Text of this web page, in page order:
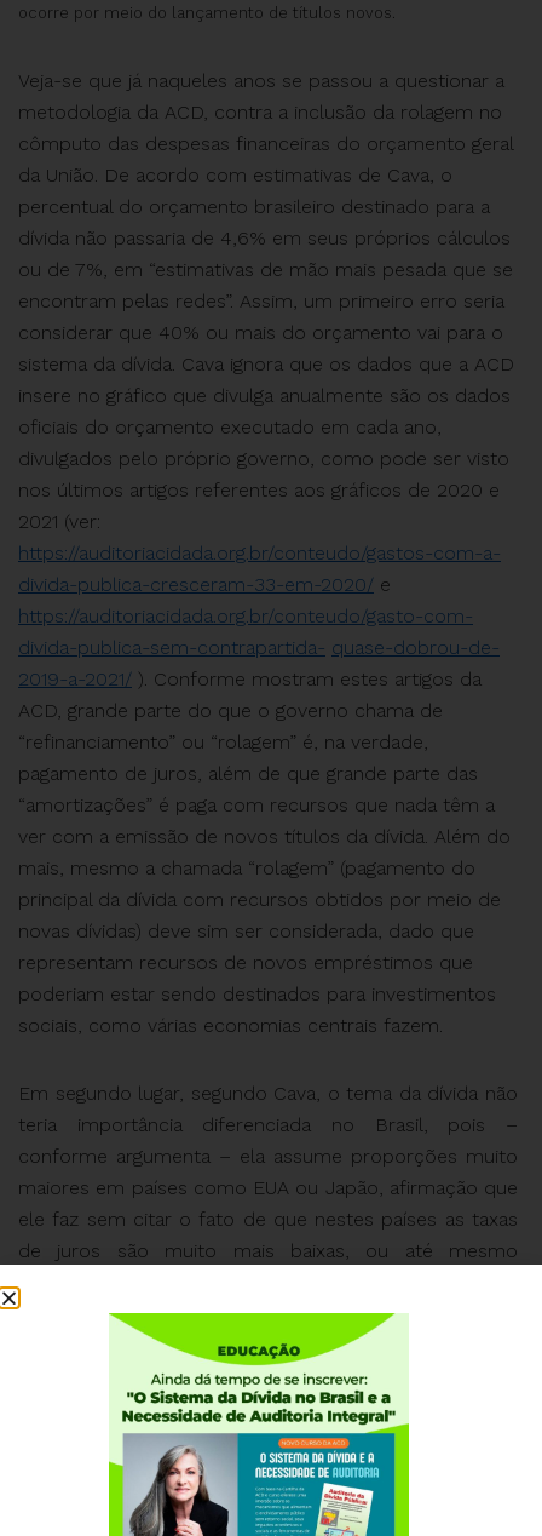
ocorre por meio do lançamento de títulos novos.
Veja-se que já naqueles anos se passou a questionar a
metodologia da ACD, contra a inclusão da rolagem no
cômputo das despesas financeiras do orçamento geral
da União. De acordo com estimativas de Cava, o
percentual do orçamento brasileiro destinado para a
dívida não passaria de 4,6% em seus próprios cálculos
ou de 7%, em “estimativas de mão mais pesada que se
encontram pelas redes”. Assim, um primeiro erro seria
considerar que 40% ou mais do orçamento vai para o
sistema da dívida. Cava ignora que os dados que a ACD
insere no gráfico que divulga anualmente são os dados
oficiais do orçamento executado em cada ano,
divulgados pelo próprio governo, como pode ser visto
nos últimos artigos referentes aos gráficos de 2020 e
2021 (ver:
https://auditoriacidada.org.br/conteudo/gastos-com-a-
divida-publica-cresceram-33-em-2020/ e
https://auditoriacidada.org.br/conteudo/gasto-com-
divida-publica-sem-contrapartida- quase-dobrou-de-
2019-a-2021/ ). Conforme mostram estes artigos da
ACD, grande parte do que o governo chama de
“refinanciamento” ou “rolagem” é, na verdade,
pagamento de juros, além de que grande parte das
“amortizações” é paga com recursos que nada têm a
ver com a emissão de novos títulos da dívida. Além do
mais, mesmo a chamada “rolagem” (pagamento do
principal da dívida com recursos obtidos por meio de
novas dívidas) deve sim ser considerada, dado que
representam recursos de novos empréstimos que
poderiam estar sendo destinados para investimentos
sociais, como várias economias centrais fazem.
Em segundo lugar, segundo Cava, o tema da dívida não
teria importância diferenciada no Brasil, pois –
conforme argumenta – ela assume proporções muito
maiores em países como EUA ou Japão, afirmação que
ele faz sem citar o fato de que nestes países as taxas
de juros são muito mais baixas, ou até mesmo
negativas, enquanto no Brasil a dívida tem se
multiplicado devido às altíssimas taxas de juros. Em
terceiro lugar, na visão de Cava, a leitura da realidade
por parte da ACD seria marcada por “argumentos
acometidos de esquerdismo”. Finalmente, conforme se
pode depreender da análise do autor, a ACD seguiria
uma suposta leitura catastrofista, pois “a crise é lugar
de disputa e pode ser torcida para qualquer direção. O